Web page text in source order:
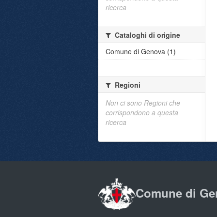
ricerca
Cataloghi di origine
Comune di Genova (1)
Regioni
Non ci sono Regioni che
corrispondono a questa
ricerca
Comune di